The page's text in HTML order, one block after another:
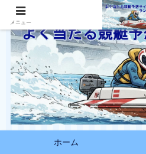
ホーム
メニュー